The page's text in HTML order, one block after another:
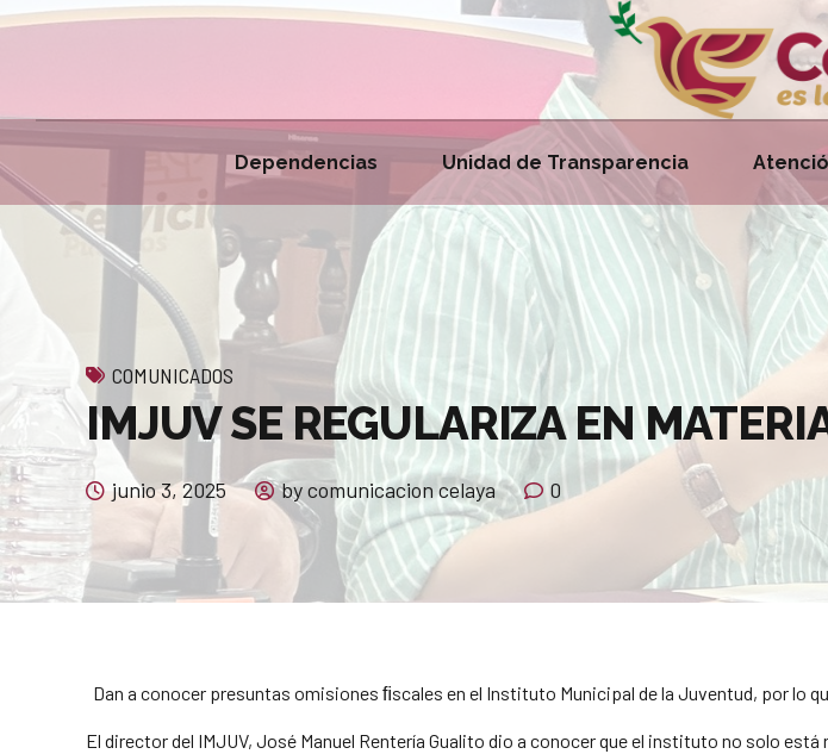
Dependencias Unidad de Transparencia
COMUNICADOS
IMJUV SE REGULARIZA EN
junio 3, 2025 by comunicacion celaya 0
Dan a conocer presuntas omisiones ﬁscales en el Instituto Municipal de la Juventud, por lo
El director del IMJUV, José Manuel Rentería Gualito dio a conocer que el instituto no solo